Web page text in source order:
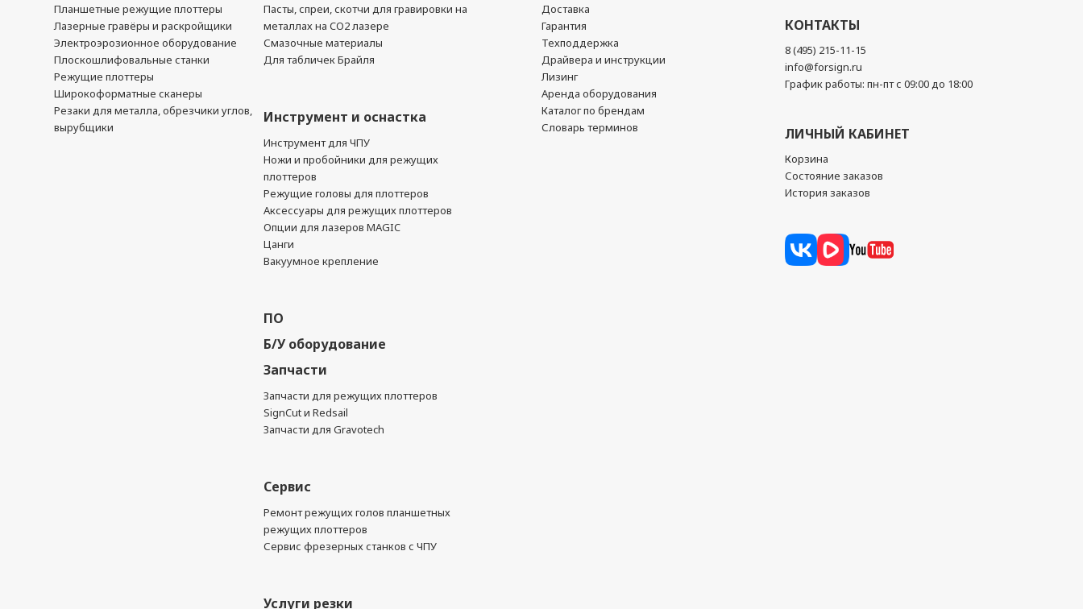
Планшетные режущие плоттеры
Лазерные гравёры и раскройщики
Электроэрозионное оборудование
Плоскошлифовальные станки
Режущие плоттеры
Широкоформатные сканеры
Резаки для металла, обрезчики углов,
вырубщики
Пасты, спреи, скотчи для гравировки на
металлах на CO2 лазере
Смазочные материалы
Для табличек Брайля
Инструмент и оснастка
Инструмент для ЧПУ
Ножи и пробойники для режущих
плоттеров
Режущие головы для плоттеров
Аксессуары для режущих плоттеров
Опции для лазеров MAGIC
Цанги
Вакуумное крепление
ПО
Б/У оборудование
Запчасти
Запчасти для режущих плоттеров
SignCut и Redsail
Запчасти для Gravotech
Сервис
Ремонт режущих голов планшетных
режущих плоттеров
Сервис фрезерных станков с ЧПУ
Услуги резки
Доставка
Гарантия
Техподдержка
Драйвера и инструкции
Лизинг
Аренда оборудования
Каталог по брендам
Словарь терминов
КОНТАКТЫ
8 (495) 215-11-15
info@forsign.ru
График работы: пн-пт с 09:00 до 18:00
ЛИЧНЫЙ КАБИНЕТ
Корзина
Состояние заказов
История заказов